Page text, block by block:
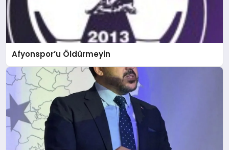
Afyonspor’u Öldürmeyin